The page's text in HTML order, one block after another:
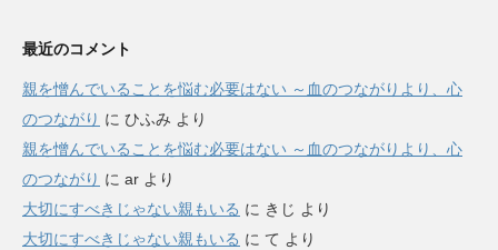
最近のコメント
親を憎んでいることを悩む必要はない ～血のつながりより、心
のつながり に ひふみ より
親を憎んでいることを悩む必要はない ～血のつながりより、心
のつながり に ar より
大切にすべきじゃない親もいる に きじ より
大切にすべきじゃない親もいる に て より